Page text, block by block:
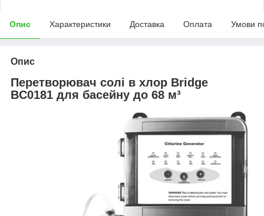
Опис Характеристики Доставка Оплата Умови
Опис
Перетворювач солі в хлор Bridge
BC0181 для басейну до 68 м³